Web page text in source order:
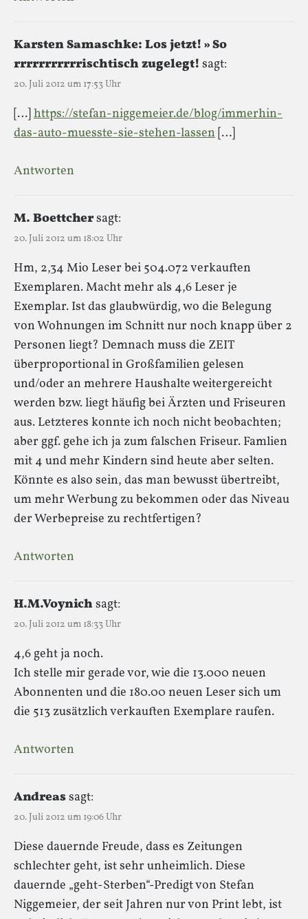
Karsten Samaschke: Los jetzt! » So
rrrrrrrrrrrischtisch zugelegt! sagt:
20. Juli 2012 um 17:53 Uhr
[…] https://stefan-niggemeier.de/blog/immerhin-
das-auto-muesste-sie-stehen-lassen […]
Antworten
M. Boettchersagt:
20. Juli 2012 um 18:02 Uhr
Hm, 2,34 Mio Leser bei 504.072 verkauften
Exemplaren. Macht mehr als 4,6 Leser je
Exemplar. Ist das glaubwürdig, wo die Belegung
von Wohnungen im Schnitt nur noch knapp über 2
Personen liegt? Demnach muss die ZEIT
überproportional in Großfamilien gelesen
und/oder an mehrere Haushalte weitergereicht
werden bzw. liegt häufig bei Ärzten und Friseuren
aus. Letzteres konnte ich noch nicht beobachten;
aber ggf. gehe ich ja zum falschen Friseur. Famlien
mit 4 und mehr Kindern sind heute aber selten.
Könnte es also sein, das man bewusst übertreibt,
um mehr Werbung zu bekommen oder das Niveau
der Werbepreise zu rechtfertigen?
Antworten
H.M.Voynich sagt:
20. Juli 2012 um 18:33 Uhr
4,6 geht ja noch.
Ich stelle mir gerade vor, wie die 13.000 neuen
Abonnenten und die 180.00 neuen Leser sich um
die 513 zusätzlich verkauften Exemplare raufen.
Antworten
Andreassagt:
20. Juli 2012 um 19:06 Uhr
Diese dauernde Freude, dass es Zeitungen
schlechter geht, ist sehr unheimlich. Diese
dauernde „geht-Sterben“-Predigt von Stefan
Niggemeier, der seit Jahren nur von Print lebt, ist